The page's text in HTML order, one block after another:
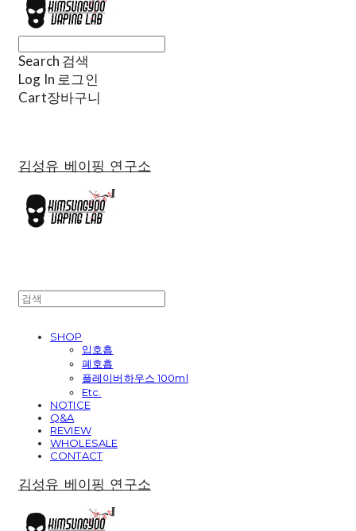
Search 검색
Log In 로그인
Cart장바구니
김성유 베이핑 연구소
SHOP
입호흡
폐호흡
플레이버하우스 100ml
Etc.
NOTICE
Q&A
REVIEW
WHOLESALE
CONTACT
김성유 베이핑 연구소